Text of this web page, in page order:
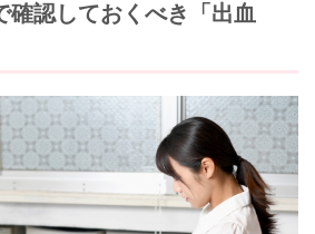
確認しておくべき「出血